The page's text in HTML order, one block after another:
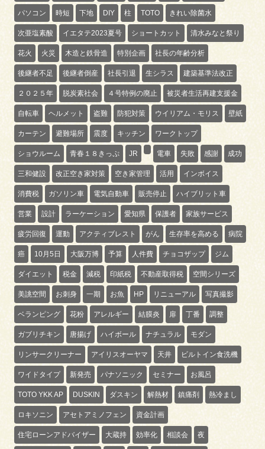
パソコン 時短 下地 DIY 柱 TOTO きれい除菌水
次亜塩素酸 イエタテ2023夏号 ショートカット 清水みなと祭り
花火 火災 木造と鉄骨造 特別企画 社長の年齢分析
後継者不足 後継者倒産 社長引退 生シラス 建築基準法改正
２０２５年 脱炭素社会 ４号特例の廃止 被災者生活再建支援金
自転車 ヘルメット 盗難 防犯対策 ウイリアム・モリス 壁紙
カーテン 避難場所 震度 キッチン ワークトップ
ショウルーム 青春１８きっぷ JR 電車 失敗 感謝 成功
三和健設 改正空き家対策 空き家管理 活用 インボイス
消費税 ガソリン車 電気自動車 販売停止 ハイブリット車
営業 設計 ラーケーション 愛知県 保護者 家族サービス
疲労回復 運動 アクティブレスト がん 生存率を高める 病院
癌 10月5日 大阪万博 予算 人件費 チョコザップ ジム
ダイエット 税金 減税 印紙税 不動産取得税 空間シリーズ
美誂空間 お刺身 一期 お魚 HP リニューアル 写真撮影
ベランピング 花粉 アレルギー 結膜炎 扉 丁番 調整
ガブリチキン 唐揚げ ハイボール ナチュラル モダン
リンサークリーナー アイリスオーヤマ 天井 ビルトイン食洗機
ワイドタイプ 新発売 パナソニック セミナー お風呂
TOTO YKK AP DUSKIN ダスキン 解熱材 鎮痛剤 熱冷まし
ロキソニン アセトアミノフェン 資金計画
住宅ローンアドバイザー 大蔵持 効率化 相談会 夜